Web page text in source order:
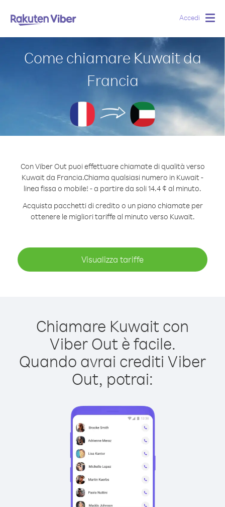
Accedi
Come chiamare Kuwait da
Francia
Con Viber Out puoi effettuare chiamate di qualità verso
Kuwait da Francia.Chiama qualsiasi numero in Kuwait -
linea fissa o mobile! - a partire da soli 14.4 ¢ al minuto.
Acquista pacchetti di credito o un piano chiamate per
ottenere le migliori tariffe al minuto verso Kuwait.
Visualizza tariffe
Chiamare Kuwait con
Viber Out è facile.
Quando avrai crediti Viber
Out, potrai: